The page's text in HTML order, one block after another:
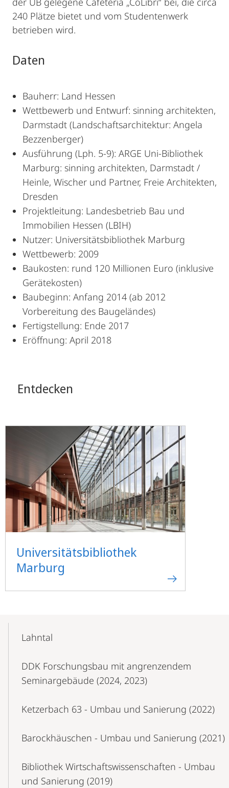
240 Plätze bietet und vom Studentenwerk
betrieben wird.
Daten
Bauherr: Land Hessen
Wettbewerb und Entwurf: sinning architekten,
Darmstadt (Landschaftsarchitektur: Angela
Bezzenberger)
Ausführung (Lph. 5-9): ARGE Uni-Bibliothek
Marburg: sinning architekten, Darmstadt /
Heinle, Wischer und Partner, Freie Architekten,
Dresden
Projektleitung: Landesbetrieb Bau und
Immobilien Hessen (LBIH)
Nutzer: Universitätsbibliothek Marburg
Wettbewerb: 2009
Baukosten: rund 120 Millionen Euro (inklusive
Gerätekosten)
Baubeginn: Anfang 2014 (ab 2012
Vorbereitung des Baugeländes)
Fertigstellung: Ende 2017
Eröffnung: April 2018
Entdecken
Universitätsbibliothek
Marburg
Navigation
Lahntal
DDK Forschungsbau mit angrenzendem
Seminargebäude (2024, 2023)
Ketzerbach 63 - Umbau und Sanierung (2022)
Barockhäuschen - Umbau und Sanierung (2021)
Bibliothek Wirtschaftswissenschaften - Umbau
und Sanierung (2019)